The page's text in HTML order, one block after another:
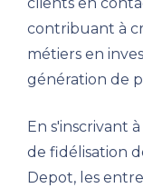
clients en
contribuant à
métiers en
génération de
En s'inscrivant
de fidélisation
Depot, les